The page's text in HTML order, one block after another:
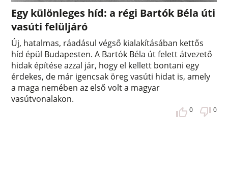
Egy különleges híd: a régi Bartók Béla úti
vasúti felüljáró
Új, hatalmas, ráadásul végső kialakításában kettős
híd épül Budapesten. A Bartók Béla út felett átvezető
hidak építése azzal jár, hogy el kellett bontani egy
érdekes, de már igencsak öreg vasúti hidat is, amely
a maga nemében az első volt a magyar
vasútvonalakon.
0 0